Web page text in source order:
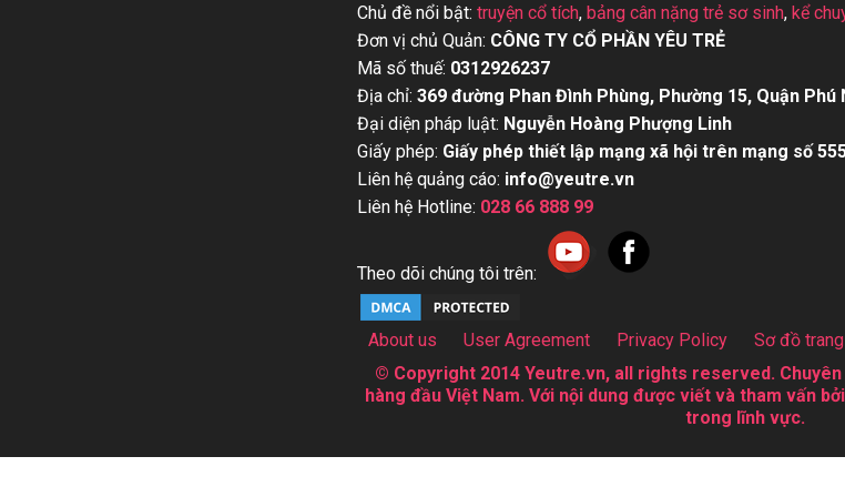
Chủ đề nổi bật: truyện cổ tích, bảng cân nặng trẻ sơ sinh, kể
Đơn vị chủ Quản: CÔNG TY CỔ PHẦN YÊU TRẺ
Mã số thuế: 0312926237
Địa chỉ: 369 đường Phan Đình Phùng, Phường 15, Quận Phú
Đại diện pháp luật: Nguyễn Hoàng Phượng Linh
Giấy phép: Giấy phép thiết lập mạng xã hội trên mạng số
Liên hệ quảng cáo: info@yeutre.vn
Liên hệ Hotline: 028 66 888 99
Theo dõi chúng tôi trên:
About us User Agreement Privacy Policy
Sơ đồ
© Copyright 2014 Yeutre.vn, all rights reserved.
hàng đầu Việt Nam. Với nội dung được viết và tham vấn
trong lĩnh vực.